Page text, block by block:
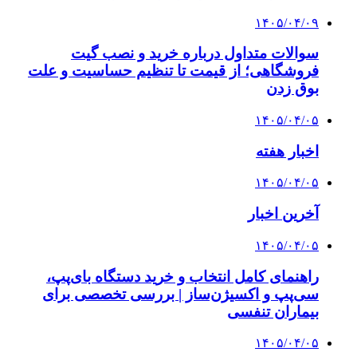
۱۴۰۵/۰۴/۰۹
سوالات متداول درباره خرید و نصب گیت
فروشگاهی؛ از قیمت تا تنظیم حساسیت و علت
بوق زدن
۱۴۰۵/۰۴/۰۵
اخبار هفته
۱۴۰۵/۰۴/۰۵
آخرین اخبار
۱۴۰۵/۰۴/۰۵
راهنمای کامل انتخاب و خرید دستگاه بای‌پپ،
سی‌پپ و اکسیژن‌ساز | بررسی تخصصی برای
بیماران تنفسی
۱۴۰۵/۰۴/۰۵